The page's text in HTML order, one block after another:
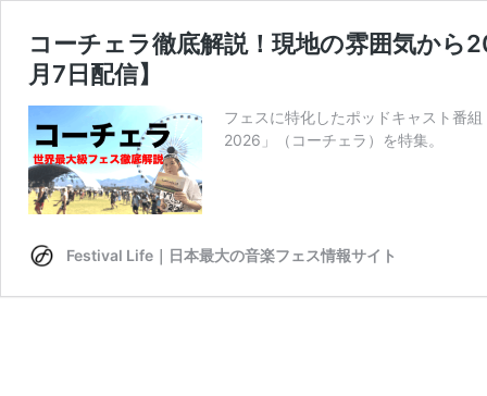
コーチェラ徹底解説！現地の雰囲気か
月7日配信】
フェスに特化したポッドキャスト番
2026」（コーチェラ）を特集。
Festival Life｜日本最大の音楽フェス情報サイト